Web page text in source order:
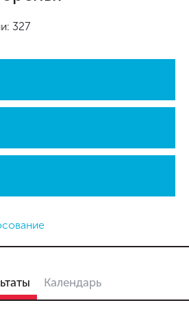
327
Календарь